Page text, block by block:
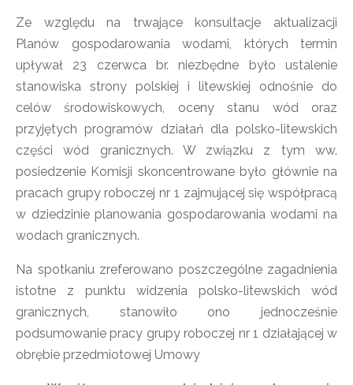
Ze względu na trwające konsultacje aktualizacji
Planów gospodarowania wodami, których termin
upływał 23 czerwca br. niezbędne było ustalenie
stanowiska strony polskiej i litewskiej odnośnie do
celów środowiskowych, oceny stanu wód oraz
przyjętych programów działań dla polsko-litewskich
części wód granicznych. W związku z tym ww.
posiedzenie Komisji skoncentrowane było głównie na
pracach grupy roboczej nr 1 zajmującej się współpracą
w dziedzinie planowania gospodarowania wodami na
wodach granicznych.
Na spotkaniu zreferowano poszczególne zagadnienia
istotne z punktu widzenia polsko-litewskich wód
granicznych, stanowiło ono jednocześnie
podsumowanie pracy grupy roboczej nr 1 działającej w
obrębie przedmiotowej Umowy